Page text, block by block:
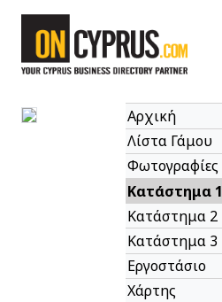
Αρχική
Λίστα Γάμου
Φωτογραφίες
Κατάστημα 1
Κατάστημα 2
Κατάστημα 3
Εργοστάσιο
Χάρτης